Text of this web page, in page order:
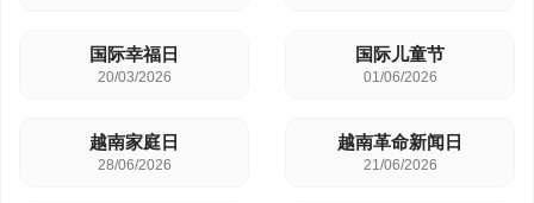
国际幸福日
20/03/2026
国际儿童节
01/06/2026
越南家庭日
28/06/2026
越南革命新闻日
21/06/2026